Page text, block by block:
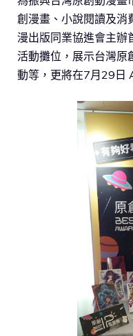
創漫畫、小說閱讀及消
漫出版同業協進會主辦
活動攤位，展示台灣原
動等，更將在7月29日